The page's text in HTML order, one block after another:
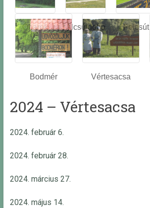
Óbarok
Alcsútdobo
z
Felcsút
Bodmér Vértesacsa
2024 – Vértesacsa
2024. február 6.
2024. február 28.
2024. március 27.
2024. május 14.